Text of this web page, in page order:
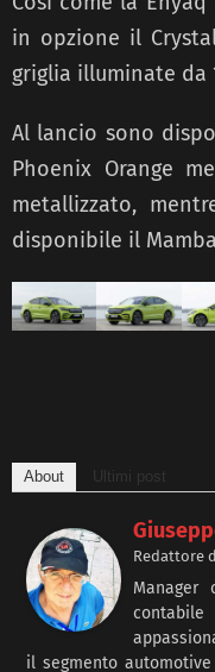
in opzione il
griglia illuminate da
Al lancio sono
Phoenix Orange
metallizzato,
disponibile il
About Ultimi post
Redattore
Manager
il segmento